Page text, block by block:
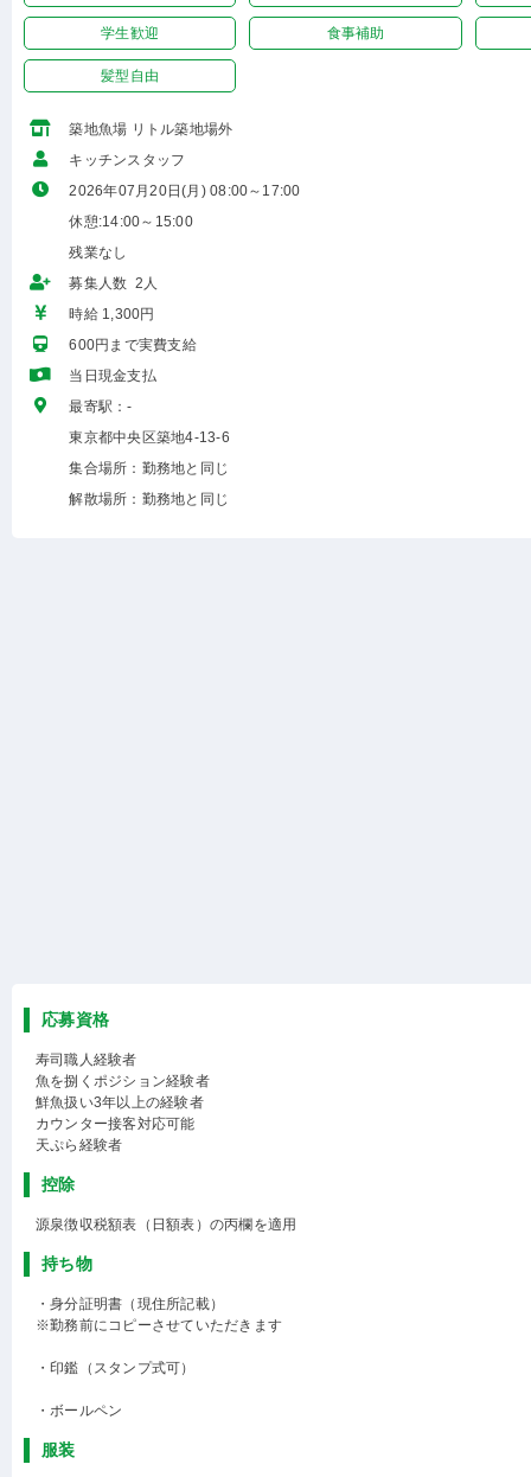
学生歓迎 食事補助
髪型自由
築地魚場 リトル築地場外
キッチンスタッフ
2026年07月20日(月) 08:00～17:00
休憩:14:00～15:00
残業なし
募集人数 2人
時給 1,300円
600円まで実費支給
当日現金支払
最寄駅：-
東京都中央区築地4-13-6
集合場所：勤務地と同じ
解散場所：勤務地と同じ
応募資格
寿司職人経験者
魚を捌くポジション経験者
鮮魚扱い3年以上の経験者
カウンター接客対応可能
天ぷら経験者
控除
源泉徴収税額表（日額表）の丙欄を適用
持ち物
・身分証明書（現住所記載）
※勤務前にコピーさせていただきます
・印鑑（スタンプ式可）
・ボールペン
服装